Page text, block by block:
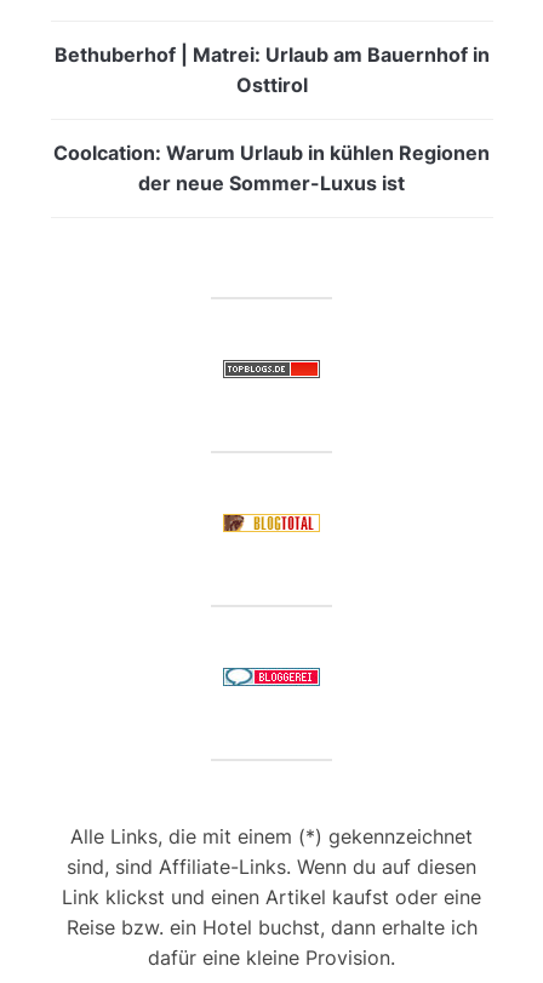
Bethuberhof | Matrei: Urlaub am Bauernhof in
Osttirol
Coolcation: Warum Urlaub in kühlen Regionen
der neue Sommer-Luxus ist
Alle Links, die mit einem (*) gekennzeichnet
sind, sind Affiliate-Links. Wenn du auf diesen
Link klickst und einen Artikel kaufst oder eine
Reise bzw. ein Hotel buchst, dann erhalte ich
dafür eine kleine Provision.